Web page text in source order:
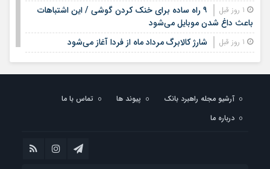
۹ راه ساده برای خنک کردن گوشی / این اشتباهات
باعث داغ شدن موبایل می‌شود
شارژ کالابرگ مرداد ماه از فردا آغاز می‌شود
1 روز قبل
لیست قیمت اجاره مسکن در شهرک غرب |
اجاره‌نشینی در این منطقه چقدر هزینه دارد؟ + جدول مردادماه
لیست قیمت خرید مسکن در تهرانسر/ قیمت خرید
هر متر آپارتمان در این منطقه چقدر است؟ + جدول
آرشیو مجله راهبرد بانک پیوند ها
تماس با ما
درباره ما